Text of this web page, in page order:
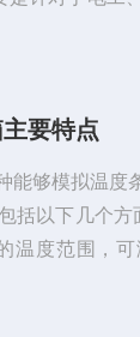
性能，是否仍
要特点
能够模拟温度
括以下几个方
度范围，可